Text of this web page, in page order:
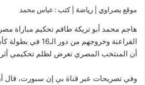
موقع بصراوي | رياضة | كتب : عباس محمد
هاجم محمد أبو تريكة طاقم تحكيم مباراة
أن المنتخب المصري تعرض لظلم تحكيمي أثر
وفي تصريحات عبر قناة بي إن سبورت، قال